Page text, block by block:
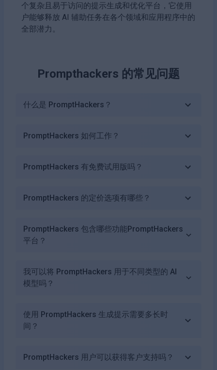
个复杂且易于访问的提示生成和优化平台，它使用
户能够释放 AI 辅助任务在各个领域和应用程序中的
全部潜力。
Prompthackers 的常见问题
什么是 PromptHackers？
PromptHackers 如何工作？
PromptHackers 有免费试用版吗？
PromptHackers 的定价选项有哪些？
PromptHackers 包含哪些功能PromptHackers
平台？
我可以将 PromptHackers 用于不同类型的 AI
模型吗？
使用 PromptHackers 生成提示需要多长时
间？
PromptHackers 用户可以获得客户支持吗？